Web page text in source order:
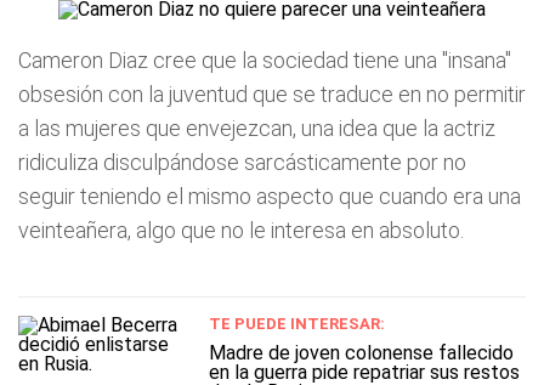
Cameron Diaz cree que la sociedad tiene una "insana"
obsesión con la juventud que se traduce en no permitir
a las mujeres que envejezcan, una idea que la actriz
ridiculiza disculpándose sarcásticamente por no
seguir teniendo el mismo aspecto que cuando era una
veinteañera, algo que no le interesa en absoluto.
TE PUEDE INTERESAR:
Madre de joven colonense fallecido
en la guerra pide repatriar sus restos